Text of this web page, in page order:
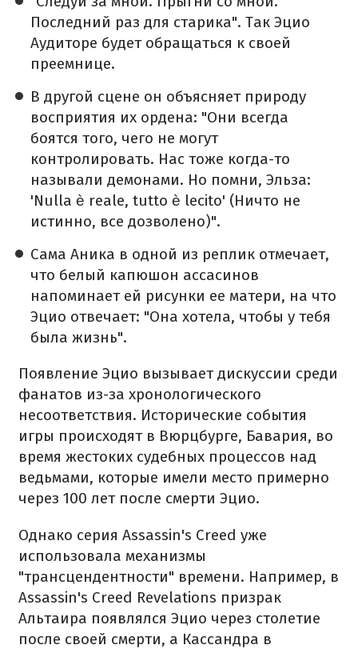
Последний раз для старика". Так Эцио
Аудиторе будет обращаться к своей
преемнице.
В другой сцене он объясняет природу
восприятия их ордена: "Они всегда
боятся того, чего не могут
контролировать. Нас тоже когда-то
называли демонами. Но помни, Эльза:
'Nulla è reale, tutto è lecito' (Ничто не
истинно, все дозволено)".
Сама Аника в одной из реплик отмечает,
что белый капюшон ассасинов
напоминает ей рисунки ее матери, на что
Эцио отвечает: "Она хотела, чтобы у тебя
была жизнь".
Появление Эцио вызывает дискуссии среди
фанатов из-за хронологического
несоответствия. Исторические события
игры происходят в Вюрцбурге, Бавария, во
время жестоких судебных процессов над
ведьмами, которые имели место примерно
через 100 лет после смерти Эцио.
Однако серия Assassin's Creed уже
использовала механизмы
"трансцендентности" времени. Например, в
Assassin's Creed Revelations призрак
Альтаира появлялся Эцио через столетие
после своей смерти, а Кассандра в